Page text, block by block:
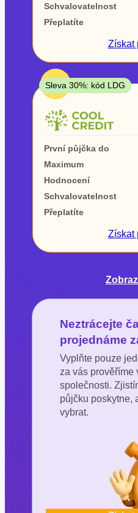
ano
V hotovosti
ano
ne
Schvalovatelnost
Přeplatíte
Získat
TOP
Sleva 30%: kód LDG
První půjčka do
Maximum
Hodnocení
Schvalovatelnost
Přeplatíte
Získat
Neztrácejte
projednáme
Vyplňte pouze
za vás prověříme
společnosti.
půjčku poskytne,
vybrat.